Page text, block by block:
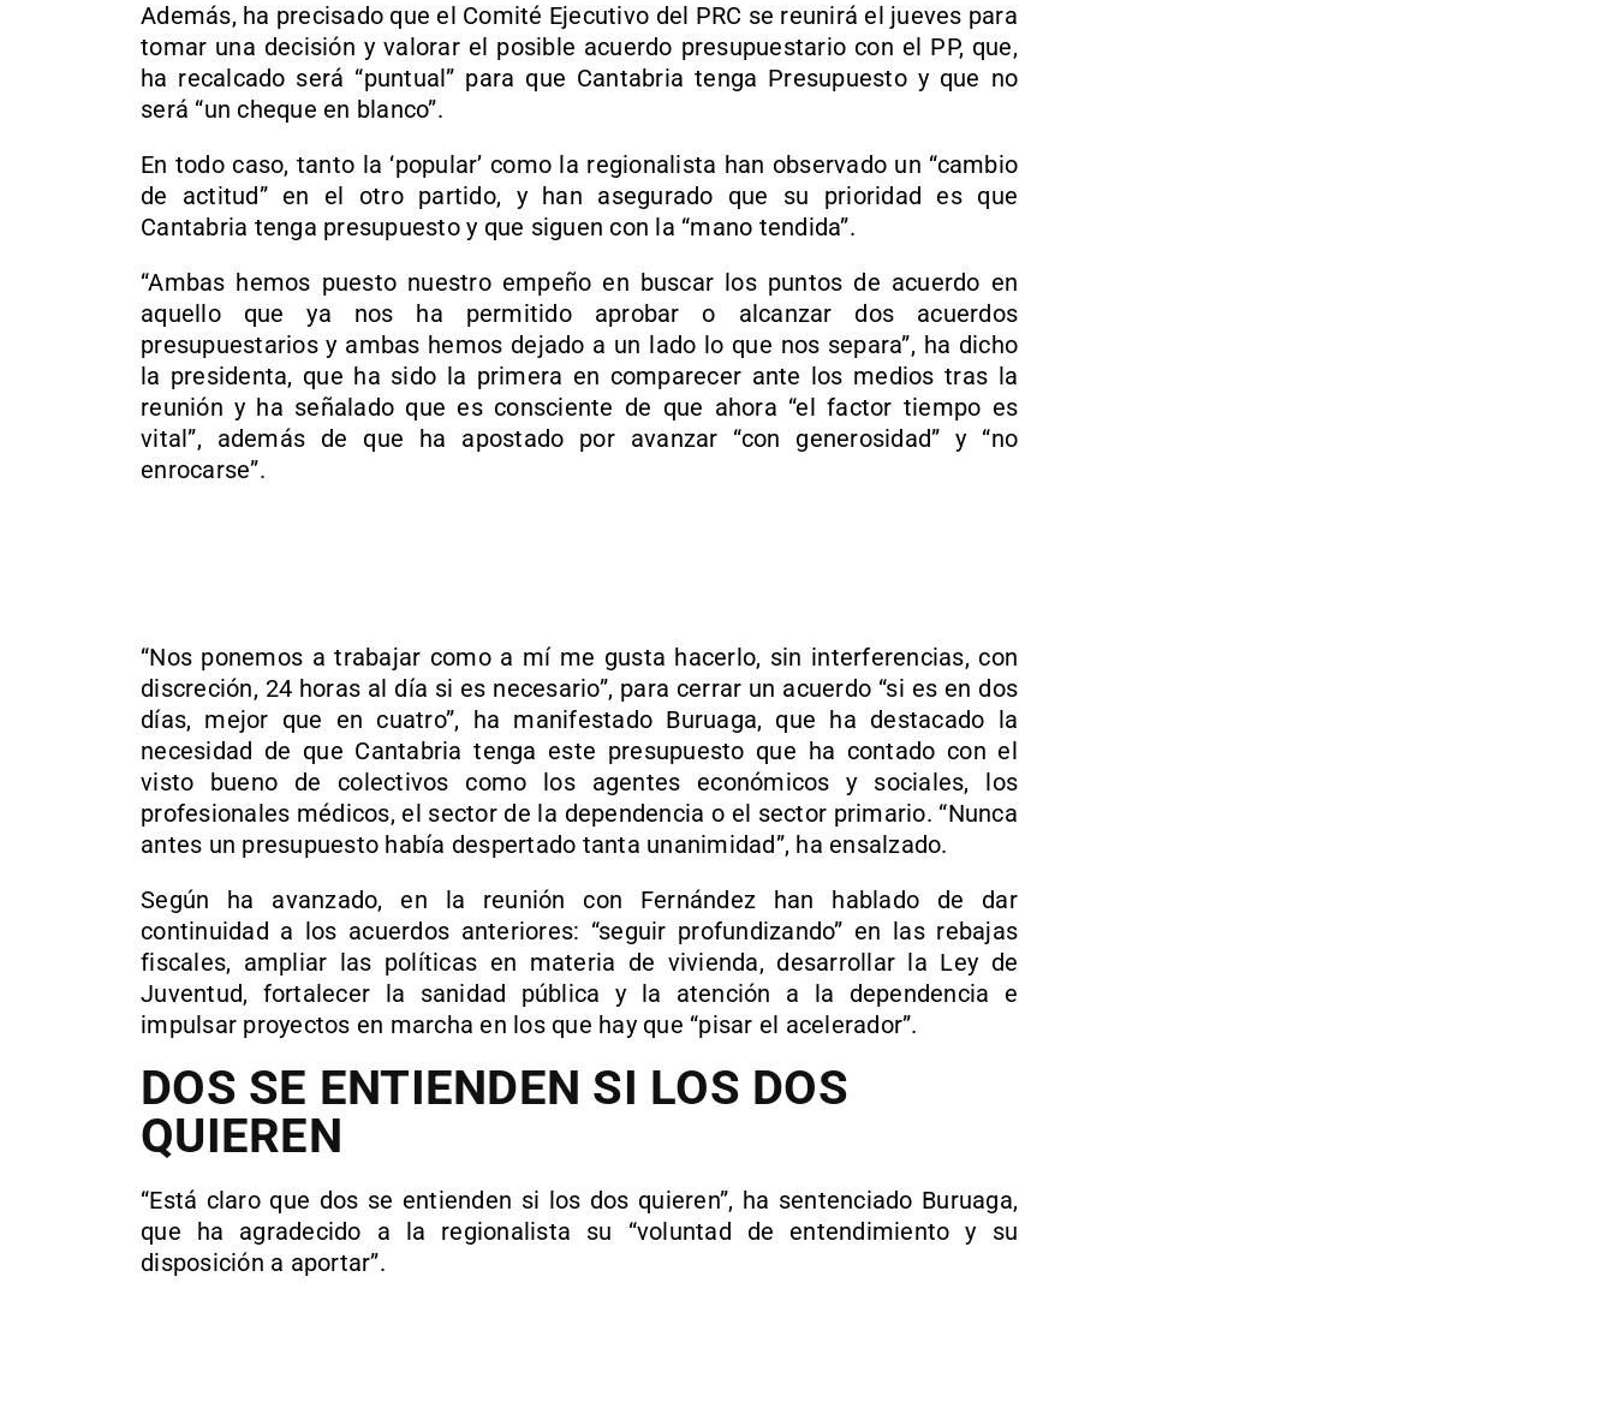
Además, ha precisado que el Comité Ejecutivo del PRC se reunirá el jueves para
tomar una decisión y valorar el posible acuerdo presupuestario con el PP, que,
ha recalcado será “puntual” para que Cantabria tenga Presupuesto y que no
será “un cheque en blanco”.
En todo caso, tanto la ‘popular’ como la regionalista han observado un “cambio
de actitud” en el otro partido, y han asegurado que su prioridad es que
Cantabria tenga presupuesto y que siguen con la “mano tendida”.
“Ambas hemos puesto nuestro empeño en buscar los puntos de acuerdo en
aquello que ya nos ha permitido aprobar o alcanzar dos acuerdos
presupuestarios y ambas hemos dejado a un lado lo que nos separa”, ha dicho
la presidenta, que ha sido la primera en comparecer ante los medios tras la
reunión y ha señalado que es consciente de que ahora “el factor tiempo es
vital”, además de que ha apostado por avanzar “con generosidad” y “no
enrocarse”.
“Nos ponemos a trabajar como a mí me gusta hacerlo, sin interferencias, con
discreción, 24 horas al día si es necesario”, para cerrar un acuerdo “si es en dos
días, mejor que en cuatro”, ha manifestado Buruaga, que ha destacado la
necesidad de que Cantabria tenga este presupuesto que ha contado con el
visto bueno de colectivos como los agentes económicos y sociales, los
profesionales médicos, el sector de la dependencia o el sector primario. “Nunca
antes un presupuesto había despertado tanta unanimidad”, ha ensalzado.
Según ha avanzado, en la reunión con Fernández han hablado de dar
continuidad a los acuerdos anteriores: “seguir profundizando” en las rebajas
fiscales, ampliar las políticas en materia de vivienda, desarrollar la Ley de
Juventud, fortalecer la sanidad pública y la atención a la dependencia e
impulsar proyectos en marcha en los que hay que “pisar el acelerador”.
DOS SE ENTIENDEN SI LOS DOS
QUIEREN
“Está claro que dos se entienden si los dos quieren”, ha sentenciado Buruaga,
que ha agradecido a la regionalista su “voluntad de entendimiento y su
disposición a aportar”.